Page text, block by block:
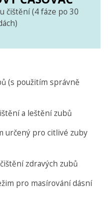
čištění (4 fáze po 30
(s použitím správně
a leštění zubů
určený pro citlivé zuby
zdravých zubů
pro masírování dásní